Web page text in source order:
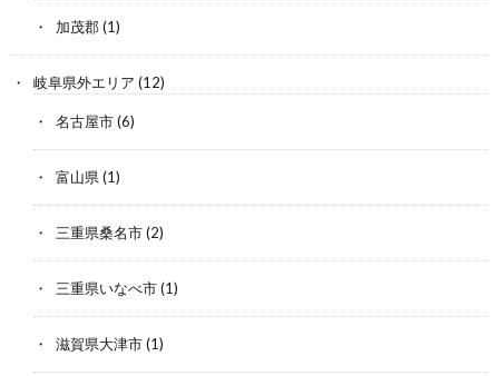
加茂郡(1)
岐阜県外エリア (12)
名古屋市(6)
富山県(1)
三重県桑名市(2)
三重県いなべ市(1)
滋賀県大津市(1)